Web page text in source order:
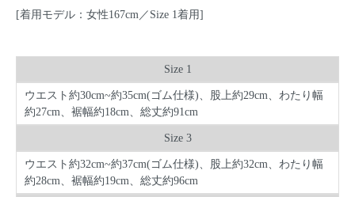
[着用モデル：女性167cm／Size 1着用]
Size 1
ウエスト約30cm~約35cm(ゴム仕様)、股上約29cm、わたり幅
約27cm、裾幅約18cm、総丈約91cm
Size 3
ウエスト約32cm~約37cm(ゴム仕様)、股上約32cm、わたり幅
約28cm、裾幅約19cm、総丈約96cm